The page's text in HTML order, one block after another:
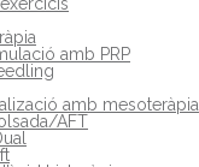
amb PRP
amb mesoteràpia
AFT